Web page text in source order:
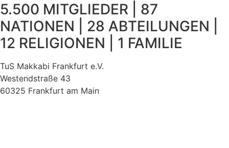
5.500 MITGLIEDER | 87
NATIONEN | 28 ABTEILUNGEN |
12 RELIGIONEN | 1 FAMILIE
TuS Makkabi Frankfurt e.V.
Westendstraße 43
60325 Frankfurt am Main